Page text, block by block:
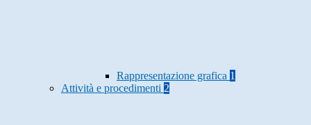
Rappresentazione grafica 1
Attività e procedimenti 2